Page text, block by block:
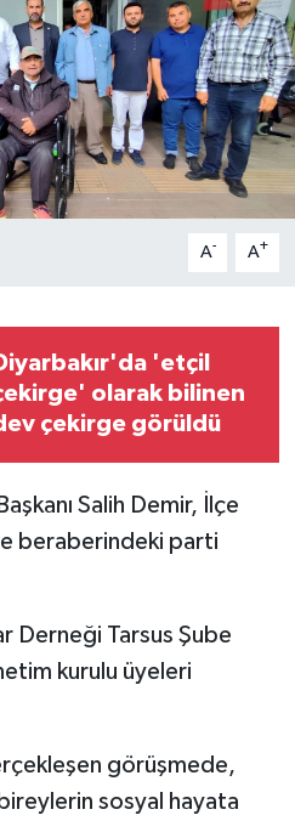
A- A+
'etçil
olarak bilinen
çekirge görüldü
Salih Demir, İlçe
beraberindeki parti
Derneği Tarsus Şube
kurulu üyeleri
görüşmede,
sosyal hayata